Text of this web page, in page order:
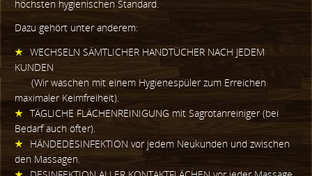
höchsten hygienischen Standard.
Dazu gehört unter anderem:
WECHSELN SÄMTLICHER HANDTÜCHER NACH JEDEM
KUNDEN
(Wir waschen mit einem Hygienespüler zum Erreichen
maximaler Keimfreiheit).
TÄGLICHE FLÄCHENREINIGUNG mit Sagrotanreiniger (bei
Bedarf auch öfter).
HÄNDEDESINFEKTION vor jedem Neukunden und zwischen
den Massagen.